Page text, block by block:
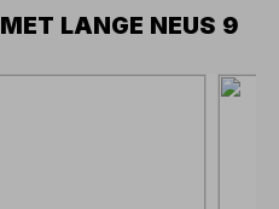
LANGE NEUS 9